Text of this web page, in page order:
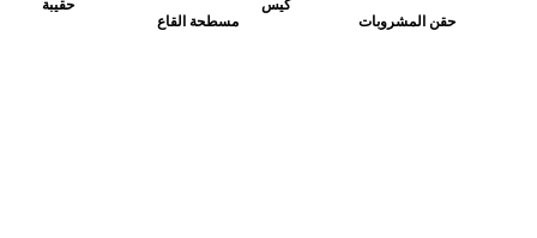
حقن المشروبات
مسطحة القاع